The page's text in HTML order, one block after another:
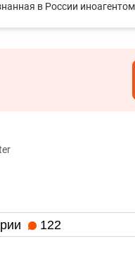
в России иноагентом
122